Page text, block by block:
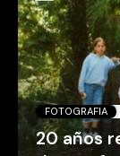
FOTOGRAFIA
20 años